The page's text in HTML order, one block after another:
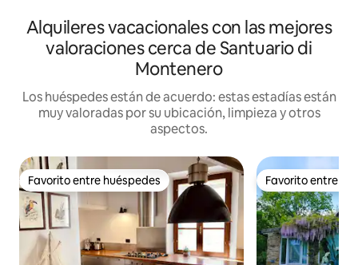
Alquileres vacacionales con las mejores
valoraciones cerca de Santuario di
Montenero
Los huéspedes están de acuerdo: estas estadías están
muy valoradas por su ubicación, limpieza y otros
aspectos.
Favorito entre huéspedes
Favorito entre huéspedes Favorito entre
Favorito entre